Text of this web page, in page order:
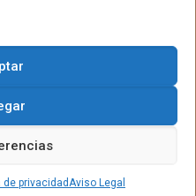
de privacidadAviso Legal
Getafe. Todos los derechos